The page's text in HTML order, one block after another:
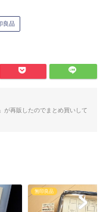
良品
が再販したのでまとめ買いして
無印良品